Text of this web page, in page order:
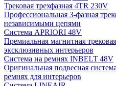
Трековая трехфазная 4TR 230V
Профессиональная 3-фазная
независимыми цепями
Система APRIORI 48V
Премиальная магнитная
эксклюзивных интерьеров
Система на ремнях INBELT 48V
Оригинальная подвесная
ремнях для интерьеров